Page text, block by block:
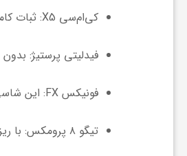
کی‌ام‌سی X5: ثبات
فیدلیتی پرستیژ:بدون
فونیکس FX: این
تیگو ۸ پرومکس: با ریزش جزئی ۵۰